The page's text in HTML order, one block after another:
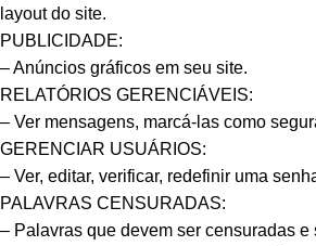
layout do site.
PUBLICIDADE:
– Anúncios gráficos em seu site.
RELATÓRIOS GERENCIÁVEIS:
– Ver mensagens, marcá-las como
GERENCIAR USUÁRIOS:
– Ver, editar, verificar, redefinir uma
PALAVRAS CENSURADAS:
– Palavras que devem ser censuradas e